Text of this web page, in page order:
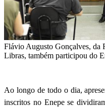
Flávio Augusto Gonçalves, da
Libras, também participou do
Ao longo de todo o dia,
inscritos no Enepe se